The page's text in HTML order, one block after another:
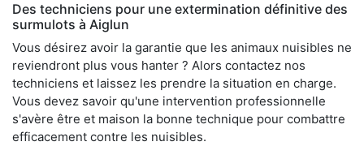
Des techniciens pour une extermination définitive des
surmulots à Aiglun
Vous désirez avoir la garantie que les animaux nuisibles ne
reviendront plus vous hanter ? Alors contactez nos
techniciens et laissez les prendre la situation en charge.
Vous devez savoir qu'une intervention professionnelle
s'avère être et maison la bonne technique pour combattre
efficacement contre les nuisibles.